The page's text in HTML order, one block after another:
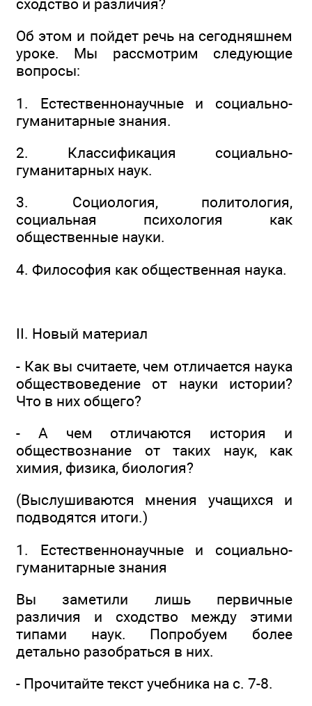
сходство и различия?
Об этом и пойдет речь на сегодняшнем
уроке. Мы рассмотрим следующие
вопросы:
1. Естественнонаучные и социально-
гуманитарные знания.
2. Классификация социально-
гуманитарных наук.
3. Социология, политология,
социальная психология как
общественные науки.
4. Философия как общественная наука.
II. Новый материал
- Как вы считаете, чем отличается наука
обществоведение от науки истории?
Что в них общего?
- А чем отличаются история и
обществознание от таких наук, как
химия, физика, биология?
(Выслушиваются мнения учащихся и
подводятся итоги.)
1. Естественнонаучные и социально-
гуманитарные знания
Вы заметили лишь первичные
различия и сходство между этими
типами наук. Попробуем более
детально разобраться в них.
- Прочитайте текст учебника на с. 7-8.